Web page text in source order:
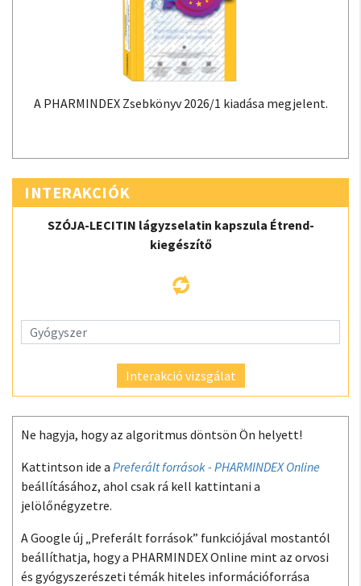
A PHARMINDEX Zsebkönyv 2026/1 kiadása megjelent.
INTERAKCIÓK
SZÓJA-LECITIN lágyzselatin kapszula Étrend-
kiegészítő
Interakció vizsgálat
Ne hagyja, hogy az algoritmus döntsön Ön helyett!
Kattintson ide a Preferált források - PHARMINDEX Online
beállításához, ahol csak rá kell kattintani a
jelölőnégyzetre.
A Google új „Preferált források” funkciójával mostantól
beállíthatja, hogy a PHARMINDEX Online mint az orvosi
és gyógyszerészeti témák hiteles információforrása